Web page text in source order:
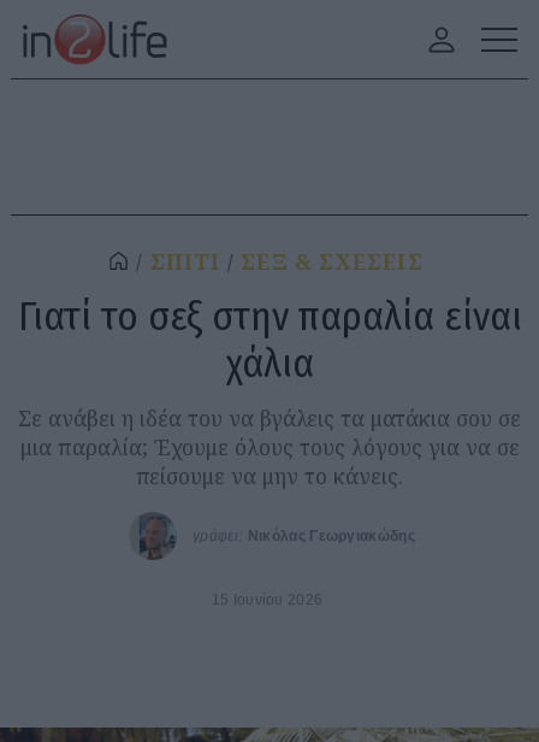
ΣΠΙΤΙ ΣΕΞ & ΣΧΕΣΕΙΣ
Γιατί το σεξ στην παραλία είναι
χάλια
Σε ανάβει η ιδέα του να βγάλεις τα ματάκια σου σε
μια παραλία; Έχουμε όλους τους λόγους για να σε
πείσουμε να μην το κάνεις.
γράφει: Νικόλας Γεωργιακώδης
15 Ιουνίου 2026